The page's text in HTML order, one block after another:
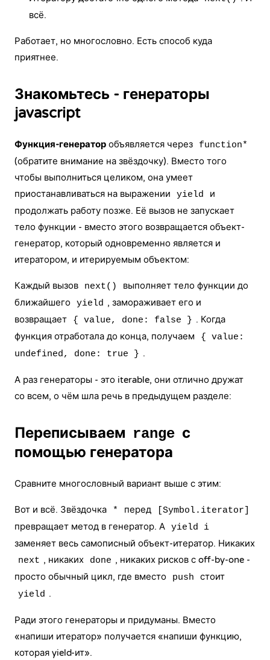
всё.
Работает, но многословно. Есть способ куда
приятнее.
Знакомьтесь - генераторы
javascript
Функция-генератор объявляется через function*
(обратите внимание на звёздочку). Вместо того
чтобы выполниться целиком, она умеет
приостанавливаться на выражении
yield
и
продолжать работу позже. Её вызов не запускает
тело функции - вместо этого возвращается объект-
генератор, который одновременно является и
итератором, и итерируемым объектом:
Каждый вызов next()
выполняет тело функции до
ближайшего yield , замораживает его и
возвращает
{ value, done: false } . Когда
функция отработала до конца, получаем
{ value:
undefined, done: true } .
А раз генераторы - это iterable, они отлично дружат
со всем, о чём шла речь в предыдущем разделе:
Переписываем range с
помощью генератора
Сравните многословный вариант выше с этим:
Вот и всё. Звёздочка * перед [Symbol.iterator]
превращает метод в генератор. А yield i
заменяет весь самописный объект-итератор. Никаких
next , никаких done , никаких рисков с off-by-one -
просто обычный цикл, где вместо
push стоит
yield .
Ради этого генераторы и придуманы. Вместо
«напиши итератор» получается «напиши функцию,
которая yield-ит».